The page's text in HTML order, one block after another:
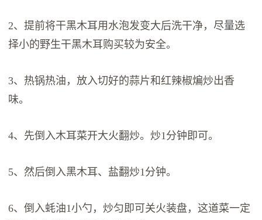
2、提前将干黑木耳用水泡发变大后洗干净，尽量选
择小的野生干黑木耳购买较为安全。
3、热锅热油，放入切好的蒜片和红辣椒煸炒出香
味。
4、先倒入木耳菜开大火翻炒。炒1分钟即可。
5、然后倒入黑木耳、盐翻炒1分钟。
6、倒入蚝油1小勺，炒匀即可关火装盘，这道菜一定